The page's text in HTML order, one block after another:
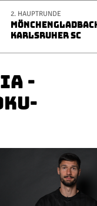
2. HAUPTRUNDE
KARLSRUHER SC
-